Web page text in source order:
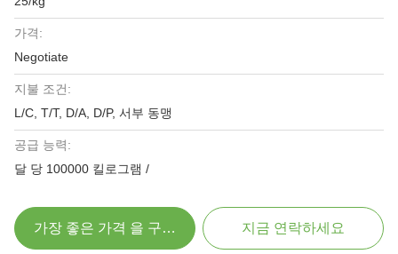
가격:
Negotiate
지불 조건:
L/C, T/T, D/A, D/P, 서부 동맹
공급 능력:
달 당 100000 킬로그램 /
가장 좋은 가격 을 구하라 지금 연락하세요